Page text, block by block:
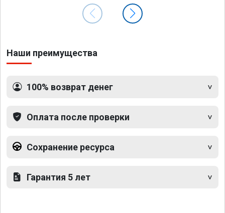
Наши преимущества
100% возврат денег
Оплата после проверки
Сохранение ресурса
Гарантия 5 лет